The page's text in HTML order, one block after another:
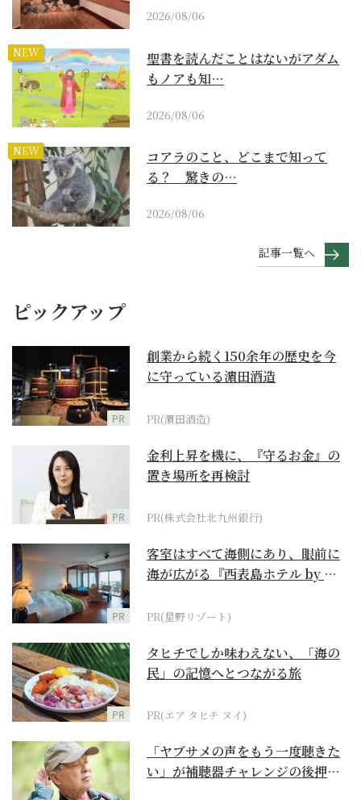
2026/08/06
NEW
聖書を読んだことはないがアダム
もノアも知…
2026/08/06
NEW
コアラのこと、どこまで知って
る？ 驚きの…
2026/08/06
記事一覧へ
ピックアップ
PR
創業から続く150余年の歴史を今
に守っている濵田酒造
PR(濵田酒造)
PR
金利上昇を機に、『守るお金』の
置き場所を再検討
PR(株式会社北九州銀行)
PR
客室はすべて海側にあり、眼前に
海が広がる『西表島ホテル by 星
PR(星野リゾート)
PR
タヒチでしか味わえない、「海の
民」の記憶へとつながる旅
PR(エア タヒチ ヌイ)
「ヤブサメの声をもう一度聴きた
い」が補聴器チャレンジの後押し